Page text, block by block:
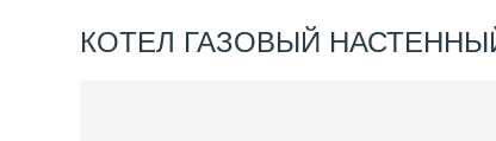
КОТЕЛ ГАЗОВЫЙ НАСТЕННЫЙ